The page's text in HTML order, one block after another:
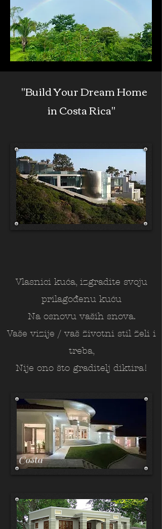
"Build Your Dream Home
in Costa Rica"
Vlasnici kuća, izgradite svoju
prilagođenu kuću
Na osnovu vaših snova.
Vaše vizije / vaš životni stil želi i
treba,
Nije ono što graditelj diktira!
Costa